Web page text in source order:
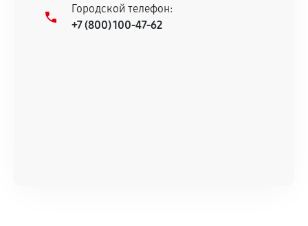
остается на стороне производителя или
продавца. За качество сторонних деталей
Городской телефон:
+7 (800) 100-47-62